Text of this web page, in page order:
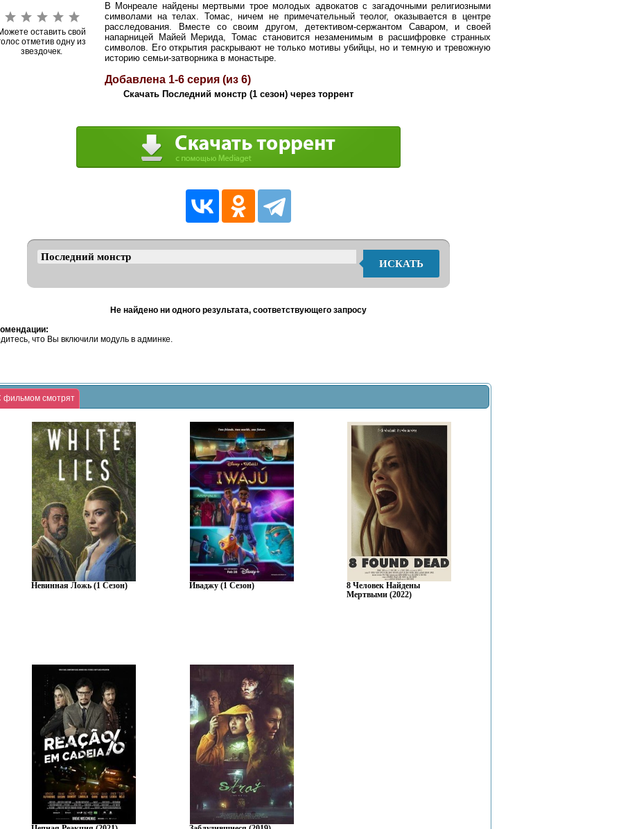
оставить свой
отметив одну из
звездочек.
В Монреале найдены мертвыми трое молодых адвокатов с загадочными религиозными
символами на телах. Томас, ничем не примечательный теолог, оказывается в центре
расследования. Вместе со своим другом, детективом-сержантом Саваром, и своей
напарницей Майей Мерида, Томас становится незаменимым в расшифровке странных
символов. Его открытия раскрывают не только мотивы убийцы, но и темную и тревожную
историю семьи-затворника в монастыре.
Добавлена 1-6 серия (из 6)
Скачать Последний монстр (1 сезон) через торрент
ИСКАТЬ
Не найдено ни одного результата, соответствующего запросу
что Вы включили модуль в админке.
фильмом смотрят
Невинная Ложь (1 Сезон) Иваджу (1 Сезон)
8 Человек Найдены
Мертвыми (2022)